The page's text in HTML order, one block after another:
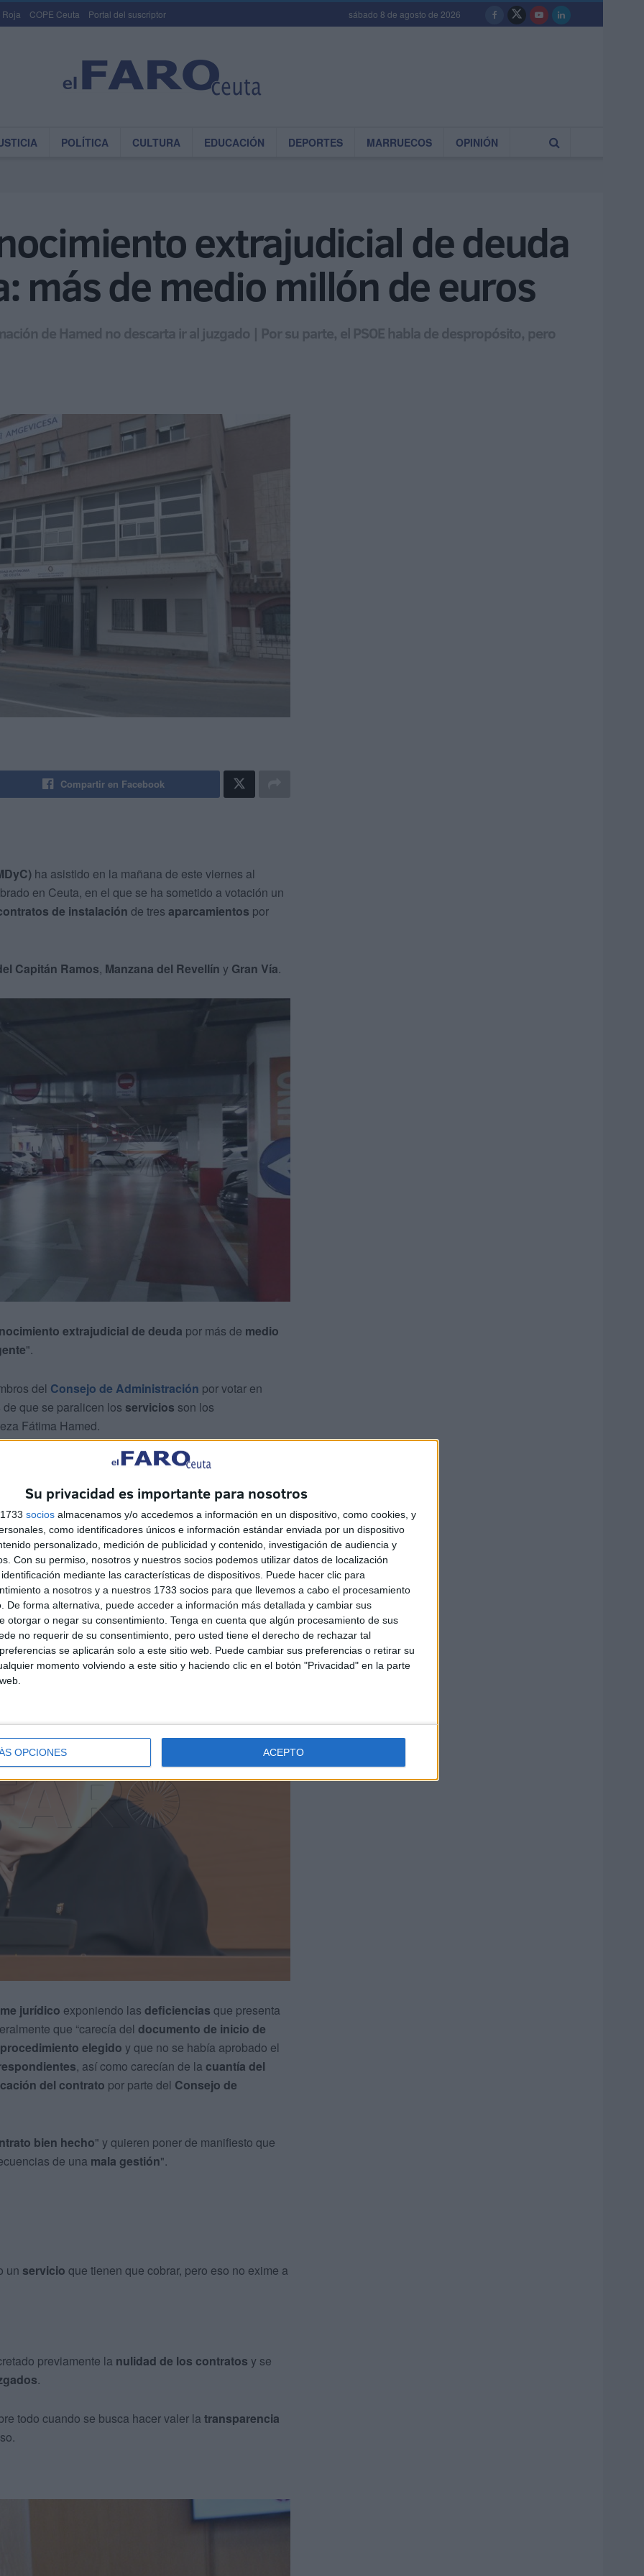
Su privacidad es importante para nosotros
socios almacenamos y/o accedemos a información en un dispositivo, como cookies, y
como identificadores únicos e información estándar enviada por un dispositivo
personalizado, medición de publicidad y contenido, investigación de audiencia y
Con su permiso, nosotros y nuestros socios podemos utilizar datos de localización
mediante las características de dispositivos. Puede hacer clic para
a nosotros y a nuestros 1733 socios para que llevemos a cabo el procesamiento
De forma alternativa, puede acceder a información más detallada y cambiar sus
otorgar o negar su consentimiento. Tenga en cuenta que algún procesamiento de sus
no requerir de su consentimiento, pero usted tiene el derecho de rechazar tal
se aplicarán solo a este sitio web. Puede cambiar sus preferencias o retirar su
momento volviendo a este sitio y haciendo clic en el botón "Privacidad" en la parte
OPCIONES ACEPTO
Roja COPE Ceuta Portal del suscriptor sábado 8 de agosto de 2026
POLÍTICA CULTURA EDUCACIÓN DEPORTES MARRUECOS OPINIÓN
extrajudicial de deuda
más de medio millón de euros
de Hamed no descarta ir al juzgado | Por su parte, el PSOE habla de despropósito, pero
Compartir en Facebook
ha asistido en la mañana de este viernes al
en Ceuta, en el que se ha sometido a votación un
de instalación de tres aparcamientos por
Capitán Ramos, Manzana del Revellín y Gran Vía.
extrajudicial de deuda por más de medio
".
del Consejo de Administración por votar en
que se paralicen los servicios son los
Fátima Hamed.
de Administraciónaseguran que se ha hecho mal”,
desde el año 2022 conprocedimientos
fuerasecretaria del Consejo de Administración,
jurídico exponiendo las deficiencias que presenta
que “carecía del documento de inicio de
elegido y que no se había aprobado el
, así como carecían de la cuantía del
del contrato por parte del Consejo de
bien hecho" y quieren poner de manifiesto que
de una mala gestión".
un servicio que tienen que cobrar, pero eso no exime a
previamente la nulidad de los contratos y se
.
todo cuando se busca hacer valer la transparencia